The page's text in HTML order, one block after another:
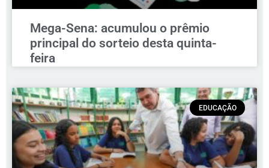
Mega-Sena: acumulou o prêmio
principal do sorteio desta quinta-
feira
EDUCAÇÃO